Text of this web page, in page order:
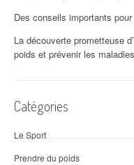
Des conseils importants
La découverte prometteuse
poids et prévenir les
Catégories
Le Sport
Prendre du poids